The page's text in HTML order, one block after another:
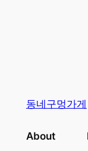
동네구멍가게
About